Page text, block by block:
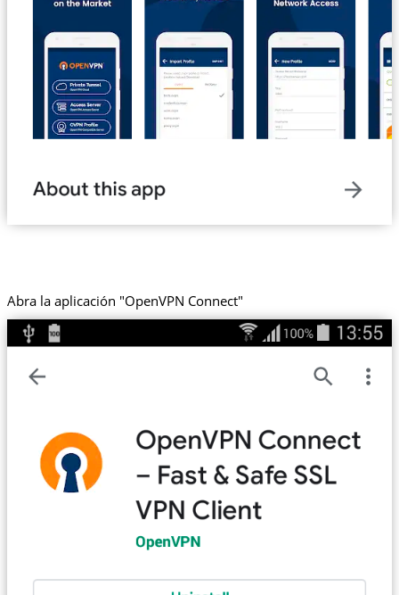
Abra la aplicación "OpenVPN Connect"